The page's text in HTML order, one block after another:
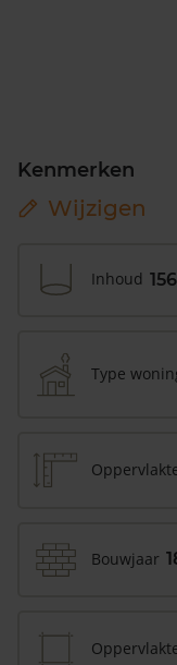
Kenmerken
Wijzigen
Inhoud
Type
Bouwjaar